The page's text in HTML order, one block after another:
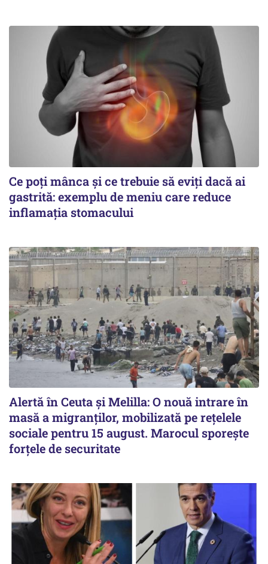
Ce poți mânca și ce trebuie să eviți dacă ai
gastrită: exemplu de meniu care reduce
inflamația stomacului
Alertă în Ceuta și Melilla: O nouă intrare în
masă a migranților, mobilizată pe rețelele
sociale pentru 15 august. Marocul sporește
forțele de securitate